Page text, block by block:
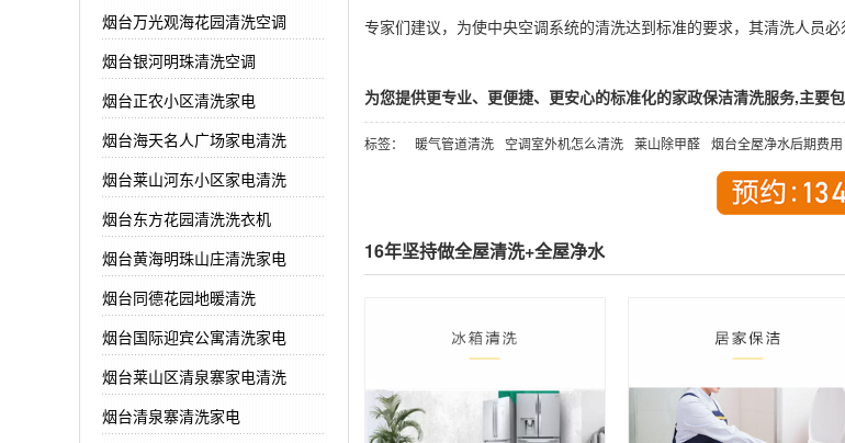
烟台万光观海花园清洗空调
烟台银河明珠清洗空调
烟台正农小区清洗家电
烟台海天名人广场家电清洗
烟台莱山河东小区家电清洗
烟台东方花园清洗洗衣机
烟台黄海明珠山庄清洗家电
烟台同德花园地暖清洗
烟台国际迎宾公寓清洗家电
烟台莱山区清泉寨家电清洗
烟台清泉寨清洗家电
专家们建议，为使中央空调系统的清洗达到标准的要求，其清洗人员
为您提供更专业、更便捷、更安心的标准化的家政保洁清洗服务,主要
标签： 暖气管道清洗 空调室外机怎么清洗 莱山除甲醛 烟台全屋净水后期费用
16年坚持做全屋清洗+全屋净水